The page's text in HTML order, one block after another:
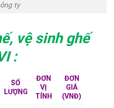
ty
vệ sinh ghế
:
SỐ
LƯỢNG
ĐƠN
VỊ
TÍNH
ĐƠN
GIÁ
(VNĐ)